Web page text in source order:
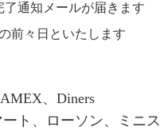
通知メールが届きます
前々日といたします
、Diners
ト、ローソン、ミニ